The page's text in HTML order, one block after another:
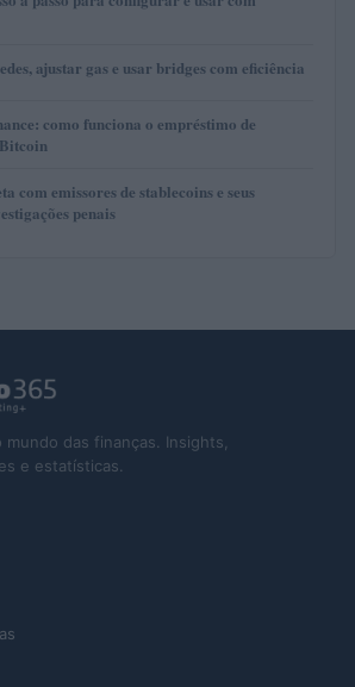
ajustar gas e usar bridges com eficiência
como funciona o empréstimo de
com emissores de stablecoins e seus
penais
das finanças. Insights,
e estatísticas.